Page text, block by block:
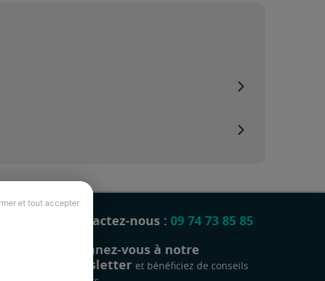
et tout accepter
Contactez-nous : 09 74 73 85 85
Abonnez-vous à notre
newsletter et bénéficiez de conseils